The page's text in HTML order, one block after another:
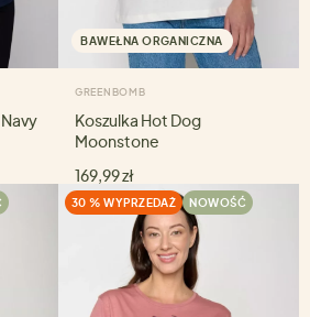
BAWEŁNA ORGANICZNA
GREENBOMB
Koszulka Hot Dog
Moonstone
169,99 zł
30 % WYPRZEDAŻ NOWOŚĆ